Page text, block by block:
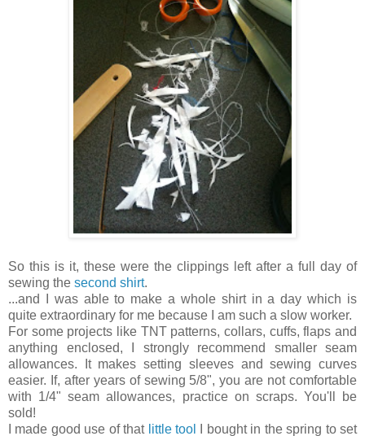
So this is it, these were the clippings left after a full day of
sewing the second shirt.
...and I was able to make a whole shirt in a day which is
quite extraordinary for me because I am such a slow worker.
For some projects like TNT patterns, collars, cuffs, flaps and
anything enclosed, I strongly recommend smaller seam
allowances. It makes setting sleeves and sewing curves
easier. If, after years of sewing 5/8", you are not comfortable
with 1/4" seam allowances, practice on scraps. You'll be
sold!
I made good use of that little tool
I bought in the spring to set